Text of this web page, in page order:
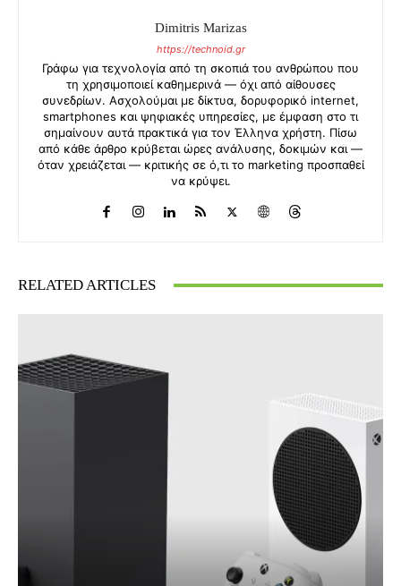
Dimitris Marizas
https://technoid.gr
Γράφω για τεχνολογία από τη σκοπιά του ανθρώπου που
τη χρησιμοποιεί καθημερινά — όχι από αίθουσες
συνεδρίων. Ασχολούμαι με δίκτυα, δορυφορικό internet,
smartphones και ψηφιακές υπηρεσίες, με έμφαση στο τι
σημαίνουν αυτά πρακτικά για τον Έλληνα χρήστη. Πίσω
από κάθε άρθρο κρύβεται ώρες ανάλυσης, δοκιμών και —
όταν χρειάζεται — κριτικής σε ό,τι το marketing προσπαθεί
να κρύψει.
RELATED ARTICLES